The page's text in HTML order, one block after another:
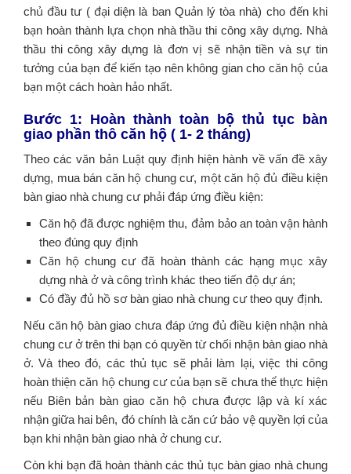
chủ đầu tư ( đại diện là ban Quản lý tòa nhà) cho đến khi
bạn hoàn thành lựa chọn nhà thầu thi công xây dựng. Nhà
thầu thi công xây dựng là đơn vị sẽ nhận tiền và sự tin
tưởng của bạn để kiến tạo nên không gian cho căn hộ của
bạn một cách hoàn hảo nhất.
Bước 1: Hoàn thành toàn bộ thủ tục bàn
giao phần thô căn hộ ( 1- 2 tháng)
Theo các văn bản Luật quy định hiện hành về vấn đề xây
dựng, mua bán căn hộ chung cư, một căn hộ đủ điều kiện
bàn giao nhà chung cư phải đáp ứng điều kiện:
Căn hộ đã được nghiệm thu, đảm bảo an toàn vận hành
theo đúng quy định
Căn hộ chung cư đã hoàn thành các hạng mục xây
dựng nhà ở và công trình khác theo tiến độ dự án;
Có đầy đủ hồ sơ bàn giao nhà chung cư theo quy định.
Nếu căn hộ bàn giao chưa đáp ứng đủ điều kiện nhận nhà
chung cư ở trên thi bạn có quyền từ chối nhận bàn giao nhà
ở. Và theo đó, các thủ tục sẽ phải làm lại, việc thi công
hoàn thiện căn hộ chung cư của bạn sẽ chưa thể thực hiện
nếu Biên bản bàn giao căn hộ chưa được lập và kí xác
nhận giữa hai bên, đó chính là căn cứ bảo vệ quyền lợi của
bạn khi nhận bàn giao nhà ở chung cư.
Còn khi bạn đã hoàn thành các thủ tục bàn giao nhà chung